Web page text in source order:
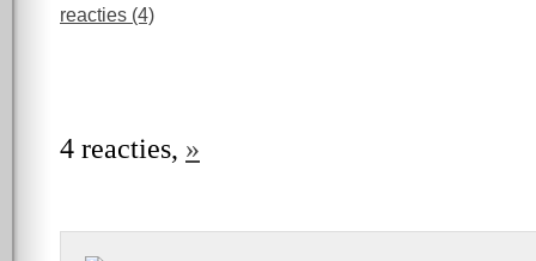
reacties (4)
4 reacties, »